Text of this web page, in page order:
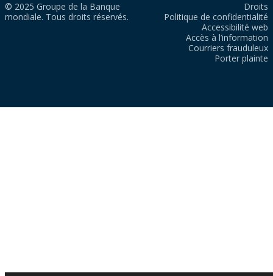
© 2025 Groupe de la Banque
mondiale. Tous droits réservés.
Droits
Politique de confidentialité
Accessibilité web
Accès à l’information
Courriers frauduleux
Porter plainte